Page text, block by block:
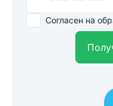
Согласен на